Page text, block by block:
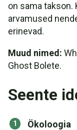
on sama takson.
arvamused
erinevad.
Muud nimed:
Ghost Bolete.
Seente
Ökoloogia